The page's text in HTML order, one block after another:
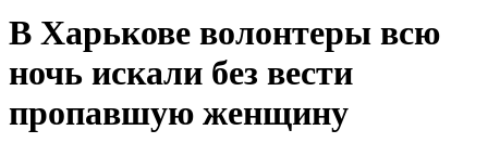
В Харькове волонтеры всю
ночь искали без вести
пропавшую женщину